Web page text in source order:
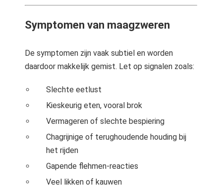
Symptomen van maagzweren
De symptomen zijn vaak subtiel en worden
daardoor makkelijk gemist. Let op signalen zoals:
Slechte eetlust
Kieskeurig eten, vooral brok
Vermageren of slechte bespiering
Chagrijnige of terughoudende houding bij
het rijden
Gapende flehmen-reacties
Veel likken of kauwen